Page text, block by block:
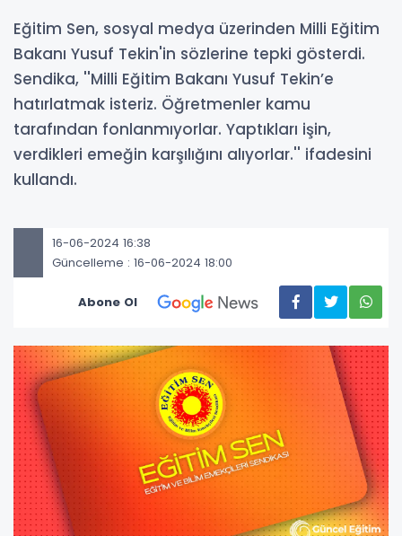
Eğitim Sen, sosyal medya üzerinden Milli Eğitim
Bakanı Yusuf Tekin'in sözlerine tepki gösterdi.
Sendika, ''Milli Eğitim Bakanı Yusuf Tekin’e
hatırlatmak isteriz. Öğretmenler kamu
tarafından fonlanmıyorlar. Yaptıkları işin,
verdikleri emeğin karşılığını alıyorlar.'' ifadesini
kullandı.
16-06-2024 16:38
Güncelleme : 16-06-2024 18:00
Abone Ol